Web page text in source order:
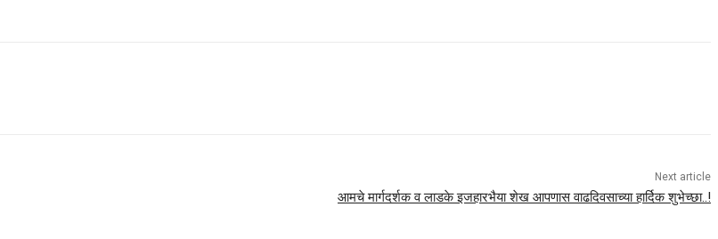
Next article
आमचे मार्गदर्शक व लाडके इजहारभैया शेख आपणास वाढदिवसाच्या हार्दिक शुभेच्छा..!